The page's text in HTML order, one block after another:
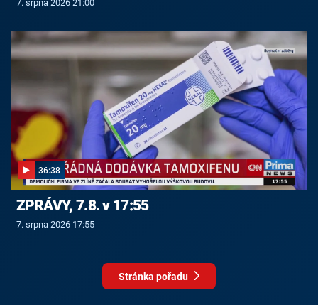
7. srpna 2026 21:00
36:38
ZPRÁVY, 7.8. v 17:55
7. srpna 2026 17:55
Stránka pořadu